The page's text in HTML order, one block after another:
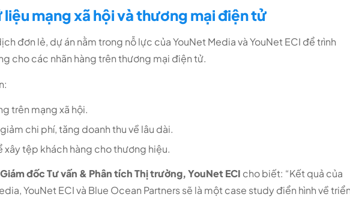
mạng xã hội và thương mại điện tử
đơn lẻ, dự án nằm trong nỗ lực của YouNet Media và YouNet ECI để trình
cho các nhãn hàng trên thương mại điện tử.
trên mạng xã hội.
chi phí, tăng doanh thu về lâu dài.
xây tệp khách hàng cho thương hiệu.
đốc Tư vấn & Phân tích Thị trường, YouNet ECI cho biết: “Kết quả của
YouNet ECI và Blue Ocean Partners sẽ là một case study điển hình về